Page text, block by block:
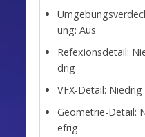
ung: Aus
Refexionsdetail:
drig
VFX-Detail: Niedrig
Geometrie-Detail:
efrig